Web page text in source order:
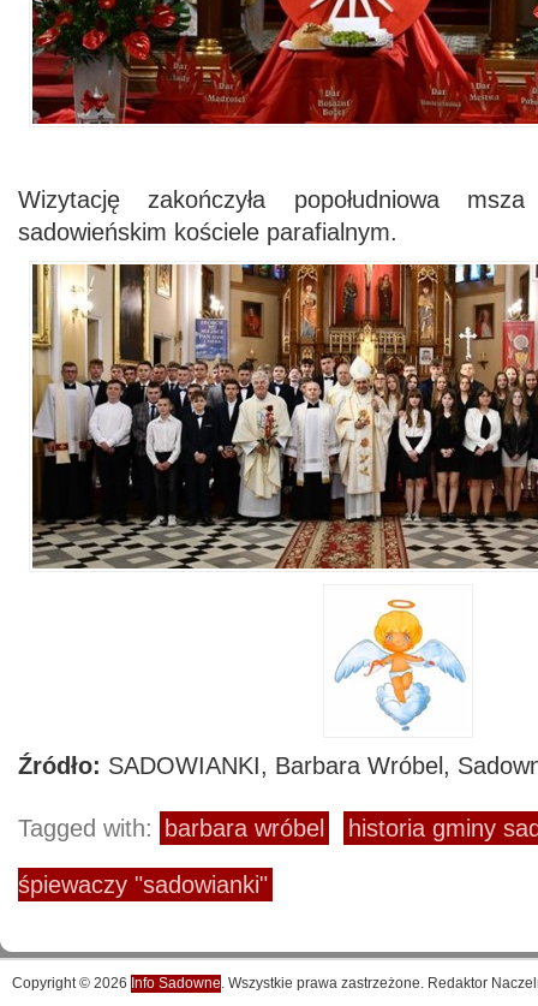
Wizytację zakończyła popołudniowa
sadowieńskim kościele parafialnym.
Źródło: SADOWIANKI, Barbara Wróbel,
Tagged with: barbara wróbel historia gminy
śpiewaczy "sadowianki"
Copyright © 2026 Info Sadowne. Wszystkie prawa zastrzeżone. Redaktor